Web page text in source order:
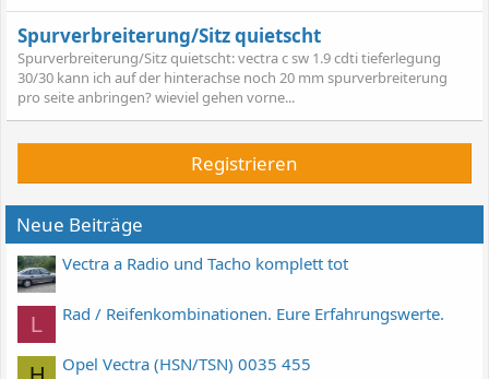
Spurverbreiterung/Sitz quietscht
Spurverbreiterung/Sitz quietscht: vectra c sw 1.9 cdti tieferlegung
30/30 kann ich auf der hinterachse noch 20 mm spurverbreiterung
pro seite anbringen? wieviel gehen vorne...
Registrieren
Neue Beiträge
Vectra a Radio und Tacho komplett tot
L Rad / Reifenkombinationen. Eure Erfahrungswerte.
H Opel Vectra (HSN/TSN) 0035 455